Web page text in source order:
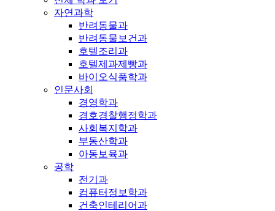
자연과학
반려동물과
반려동물보건과
호텔조리과
호텔제과제빵과
바이오식품학과
인문사회
경영학과
경호경찰행정학과
사회복지학과
부동산학과
아동보육과
공학
전기과
컴퓨터정보학과
건축인테리어과